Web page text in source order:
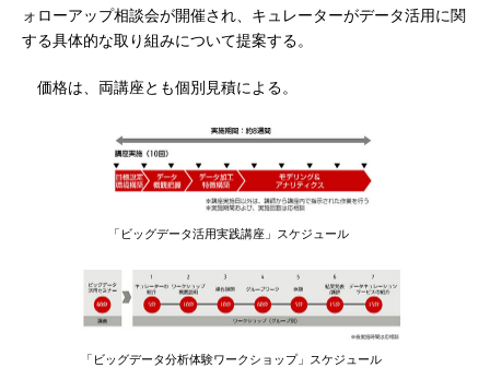
ォローアップ相談会が開催され、キュレーターがデータ活用に関
する具体的な取り組みについて提案する。
価格は、両講座とも個別見積による。
「ビッグデータ活用実践講座」スケジュール
「ビッグデータ分析体験ワークショップ」スケジュール